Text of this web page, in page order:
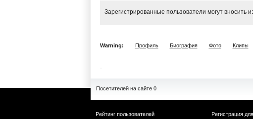
Зарегистрированные пользователи могут вносить
Warning: Профиль Биография Фото Клипы
Посетителей на сайте 0
Рейтинг пользователей
Регистрация